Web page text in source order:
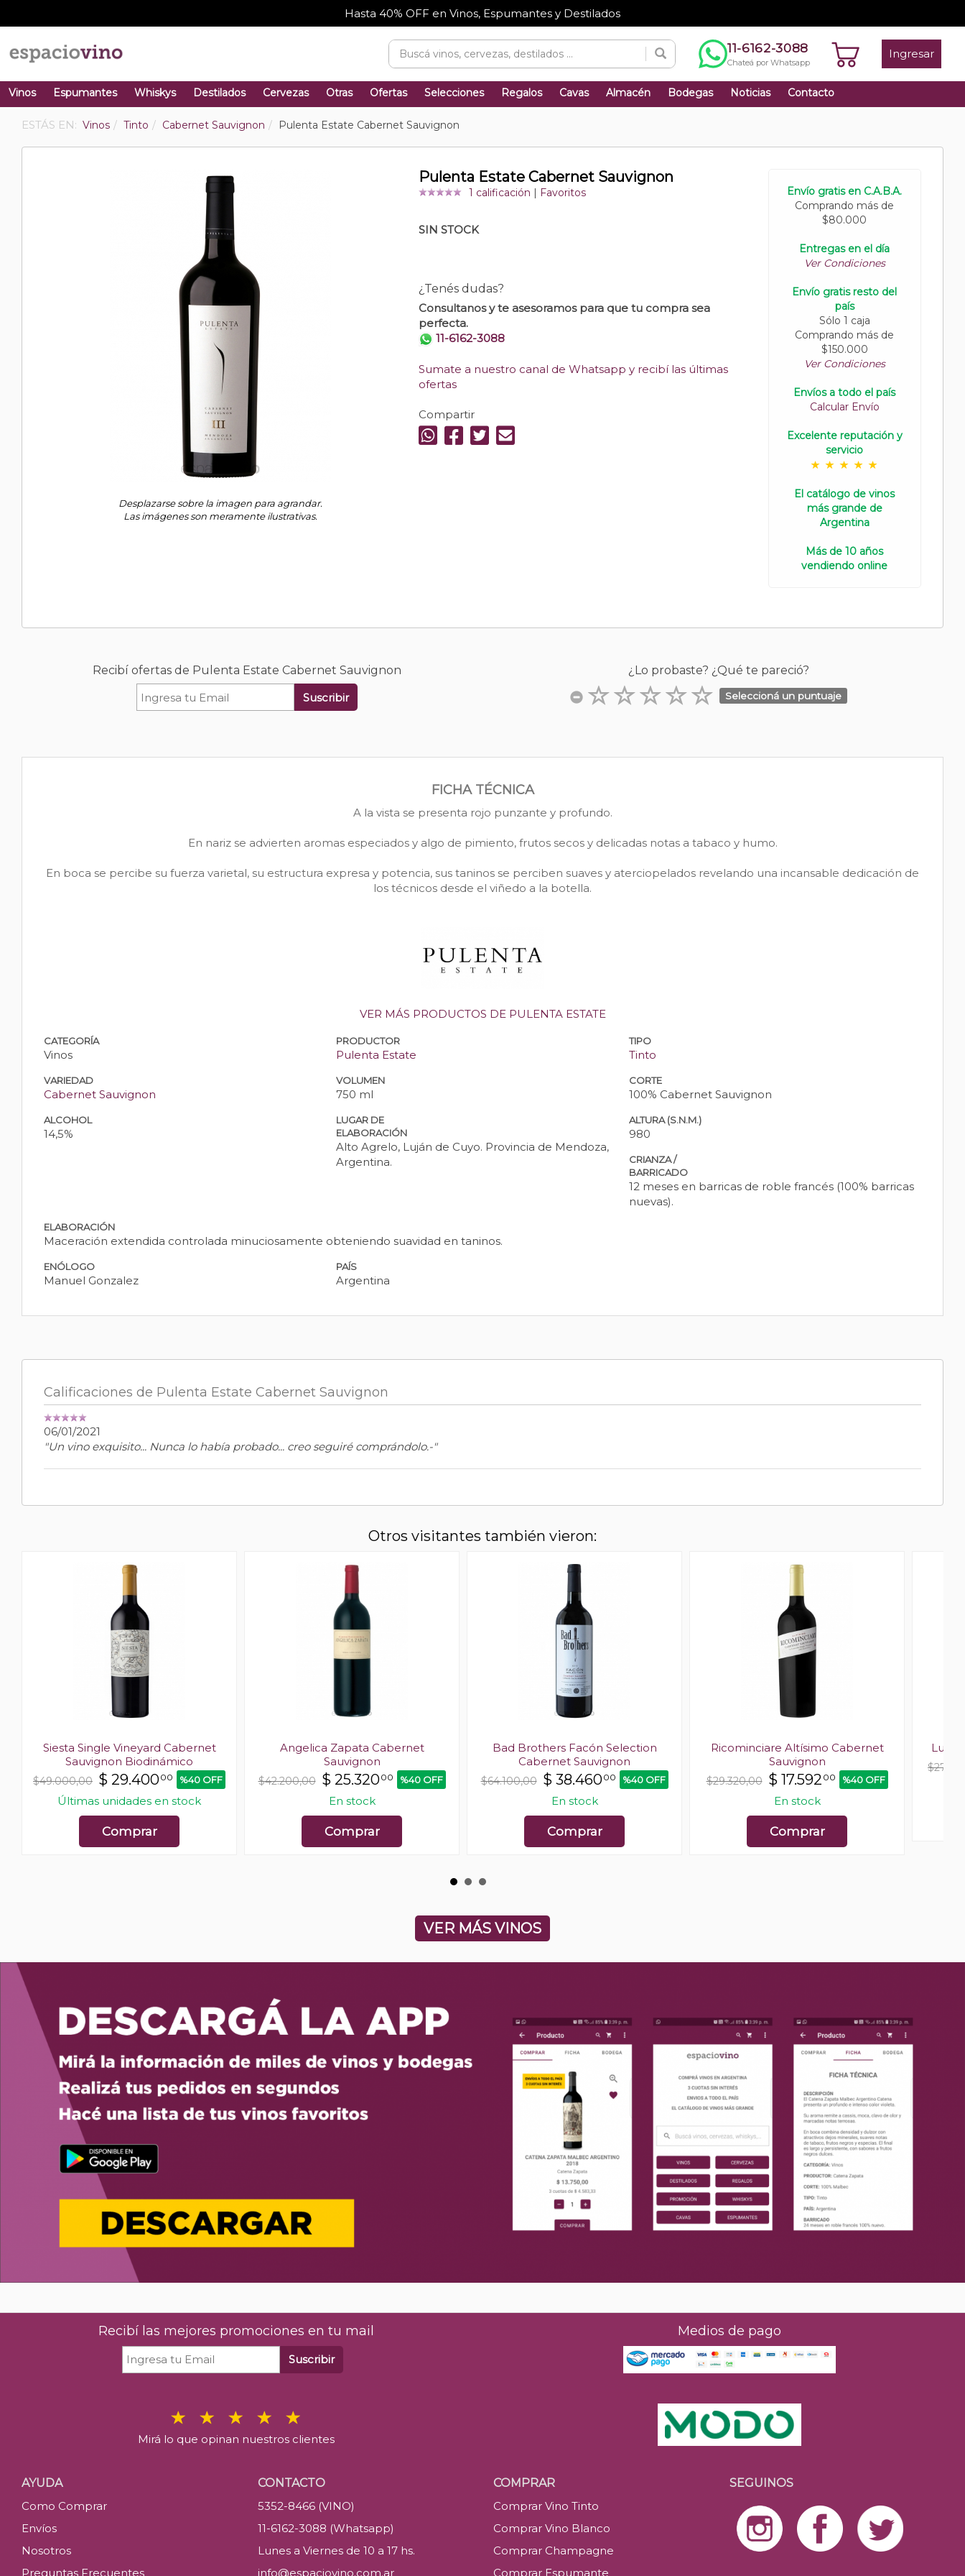
Hasta 40% OFF en Vinos, Espumantes y Destilados
11-6162-3088
Chateá por Whatsapp
Ingresar
Vinos Espumantes Whiskys Destilados Cervezas Otras Ofertas Selecciones Regalos Cavas Almacén Bodegas Noticias Contacto
ESTÁS EN: Vinos Tinto Cabernet Sauvignon Pulenta Estate Cabernet Sauvignon
Desplazarse sobre la imagen para agrandar.
Las imágenes son meramente ilustrativas.
Pulenta Estate Cabernet Sauvignon
1 calificación Favoritos
SIN STOCK
¿Tenés dudas?
Consultanos y te asesoramos para que tu compra sea
perfecta.
11-6162-3088
Sumate a nuestro canal de Whatsapp y recibí las últimas
ofertas
Compartir
Envío gratis en C.A.B.A.
Comprando más de
$80.000
Entregas en el día
Ver Condiciones
Envío gratis resto del
país
Sólo 1 caja
Comprando más de
$150.000
Ver Condiciones
Envíos a todo el país
Calcular Envío
Excelente reputación y
servicio
El catálogo de vinos
más grande de
Argentina
Más de 10 años
vendiendo online
Recibí ofertas de Pulenta Estate Cabernet Sauvignon
Suscribir
¿Lo probaste? ¿Qué te pareció?
Seleccioná un puntuaje
FICHA TÉCNICA
A la vista se presenta rojo punzante y profundo.
En nariz se advierten aromas especiados y algo de pimiento, frutos secos y delicadas notas a tabaco y humo.
En boca se percibe su fuerza varietal, su estructura expresa y potencia, sus taninos se perciben suaves y aterciopelados revelando una incansable dedicación de
los técnicos desde el viñedo a la botella.
VER MÁS PRODUCTOS DE PULENTA ESTATE
CATEGORÍA
Vinos
PRODUCTOR
Pulenta Estate
TIPO
Tinto
VARIEDAD
Cabernet Sauvignon
VOLUMEN
750 ml
CORTE
100% Cabernet Sauvignon
ALCOHOL
14,5%
LUGAR DE
ELABORACIÓN
Alto Agrelo, Luján de Cuyo. Provincia de Mendoza,
Argentina.
ALTURA (S.N.M.)
980
CRIANZA /
BARRICADO
12 meses en barricas de roble francés (100% barricas
nuevas).
ELABORACIÓN
Maceración extendida controlada minuciosamente obteniendo suavidad en taninos.
ENÓLOGO
Manuel Gonzalez
PAÍS
Argentina
Calificaciones de Pulenta Estate Cabernet Sauvignon
06/01/2021
"Un vino exquisito... Nunca lo había probado... creo seguiré comprándolo.-"
Otros visitantes también vieron:
Siesta Single Vineyard Cabernet
Sauvignon Biodinámico
$49.000,00 $ 29.40000 %40 OFF
Últimas unidades en stock
Comprar
Angelica Zapata Cabernet
Sauvignon
$42.200,00 $ 25.32000 %40 OFF
En stock
Comprar
Bad Brothers Facón Selection
Cabernet Sauvignon
$64.100,00 $ 38.46000 %40 OFF
En stock
Comprar
Ricominciare Altísimo Cabernet
Sauvignon
$29.320,00 $ 17.592 00 %40 OFF
En stock
Comprar
Luigi
VER MÁS VINOS
Recibí las mejores promociones en tu mail
Suscribir
Mirá lo que opinan nuestros clientes
Medios de pago
AYUDA
Como Comprar
Envíos
Nosotros
Preguntas Frecuentes
CONTACTO
5352-8466 (VINO)
11-6162-3088 (Whatsapp)
Lunes a Viernes de 10 a 17 hs.
info@espaciovino.com.ar
COMPRAR
Comprar Vino Tinto
Comprar Vino Blanco
Comprar Champagne
Comprar Espumante
SEGUINOS